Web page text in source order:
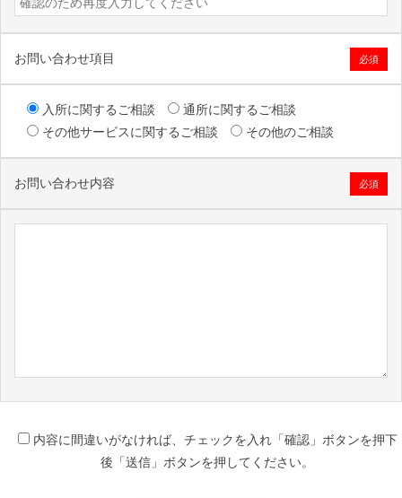
お問い合わせ項目 必須
入所に関するご相談
通所に関するご相談
その他サービスに関するご相談
その他のご相談
お問い合わせ内容 必須
内容に間違いがなければ、チェックを入れ「確認」ボタンを押下
後「送信」ボタンを押してください。